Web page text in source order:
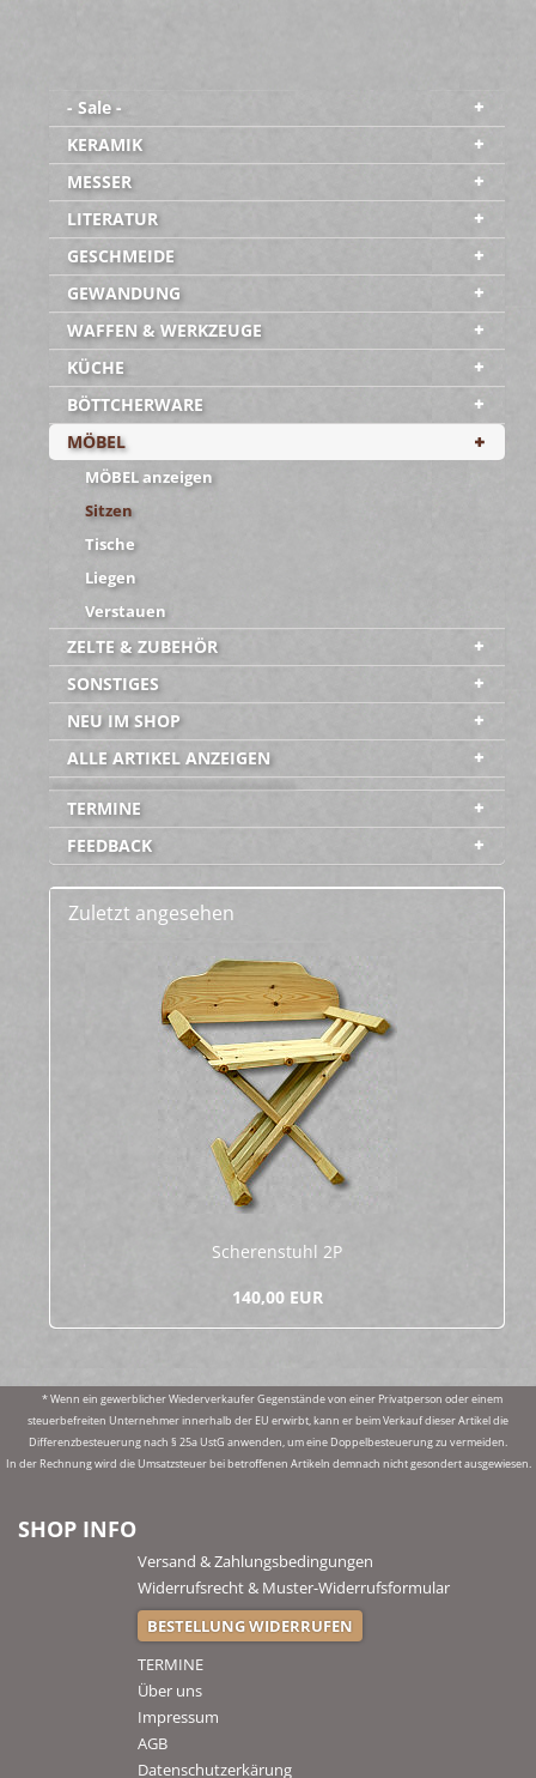
- Sale -
KERAMIK
MESSER
LITERATUR
GESCHMEIDE
GEWANDUNG
WAFFEN & WERKZEUGE
KÜCHE
BÖTTCHERWARE
MÖBEL
MÖBEL anzeigen
Sitzen
Tische
Liegen
Verstauen
ZELTE & ZUBEHÖR
SONSTIGES
NEU IM SHOP
ALLE ARTIKEL ANZEIGEN
-----------------------------------------
TERMINE
FEEDBACK
Zuletzt angesehen
Sche­ren­stuhl 2P
140,00 EUR
* Wenn ein gewerblicher Wiederverkaufer Gegenstände von einer Privatperson oder einem
steuerbefreiten Unternehmer innerhalb der EU erwirbt, kann er beim Verkauf dieser Artikel die
Differenzbesteuerung nach § 25a UstG anwenden, um eine Doppelbesteuerung zu vermeiden.
In der Rechnung wird die Umsatzsteuer bei betroffenen Artikeln demnach nicht gesondert ausgewiesen.
SHOP INFO
Versand & Zahlungsbedingungen
Widerrufsrecht & Muster-Widerrufsformular
BESTELLUNG WIDERRUFEN
TERMINE
Über uns
Impressum
AGB
Datenschutzerkärung